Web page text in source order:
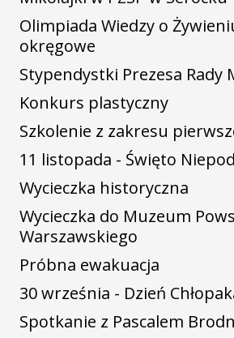
Olimpiada Wiedzy o
okręgowe
Stypendystki Prezesa Rady
Konkurs plastyczny
Szkolenie z zakresu
11 listopada - Święto
Wycieczka historyczna
Wycieczka do Muzeum
Warszawskiego
Próbna ewakuacja
30 września - Dzień
Spotkanie z Pascalem